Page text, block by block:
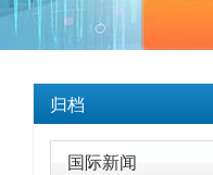
归档
国际新闻